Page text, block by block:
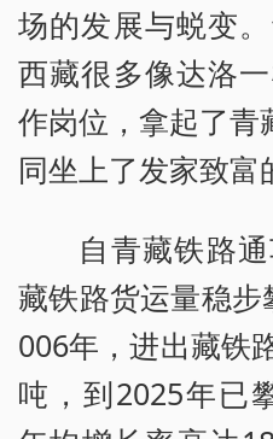
场的发展与蜕变
西藏很多像达洛
作岗位，拿起了青
同坐上了发家致富
自青藏铁路
藏铁路货运量稳
006年，进出藏铁
吨，到2025年已